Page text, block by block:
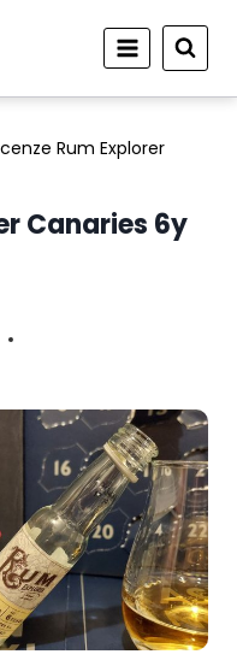
Rum Explorer
Canaries 6y